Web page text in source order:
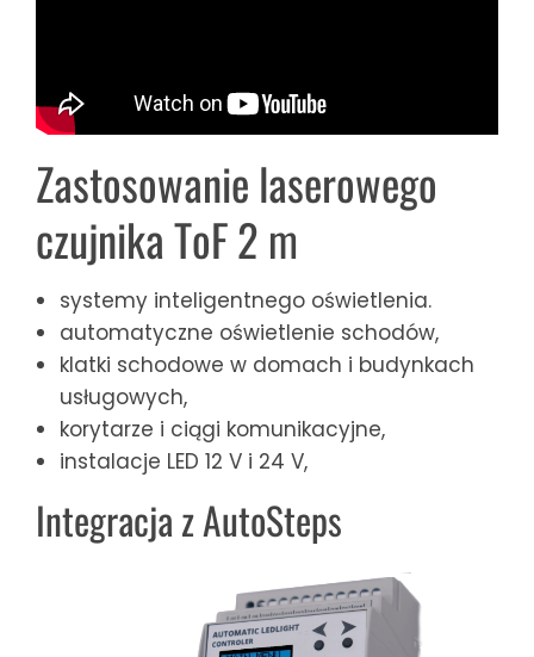
Zastosowanie laserowego
czujnika ToF 2 m
systemy inteligentnego oświetlenia.
automatyczne oświetlenie schodów,
klatki schodowe w domach i budynkach
usługowych,
korytarze i ciągi komunikacyjne,
instalacje LED 12 V i 24 V,
Integracja z AutoSteps